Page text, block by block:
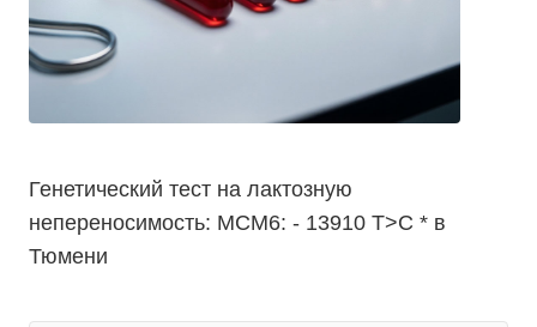
Генетический тест на лактозную
непереносимость: МСМ6: - 13910 Т>С * в
Тюмени